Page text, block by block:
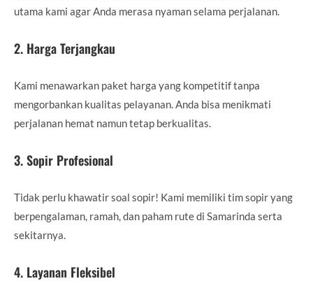
utama kami agar Anda merasa nyaman selama perjalanan.
2. Harga Terjangkau
Kami menawarkan paket harga yang kompetitif tanpa
mengorbankan kualitas pelayanan. Anda bisa menikmati
perjalanan hemat namun tetap berkualitas.
3. Sopir Profesional
Tidak perlu khawatir soal sopir! Kami memiliki tim sopir yang
berpengalaman, ramah, dan paham rute di Samarinda serta
sekitarnya.
4. Layanan Fleksibel